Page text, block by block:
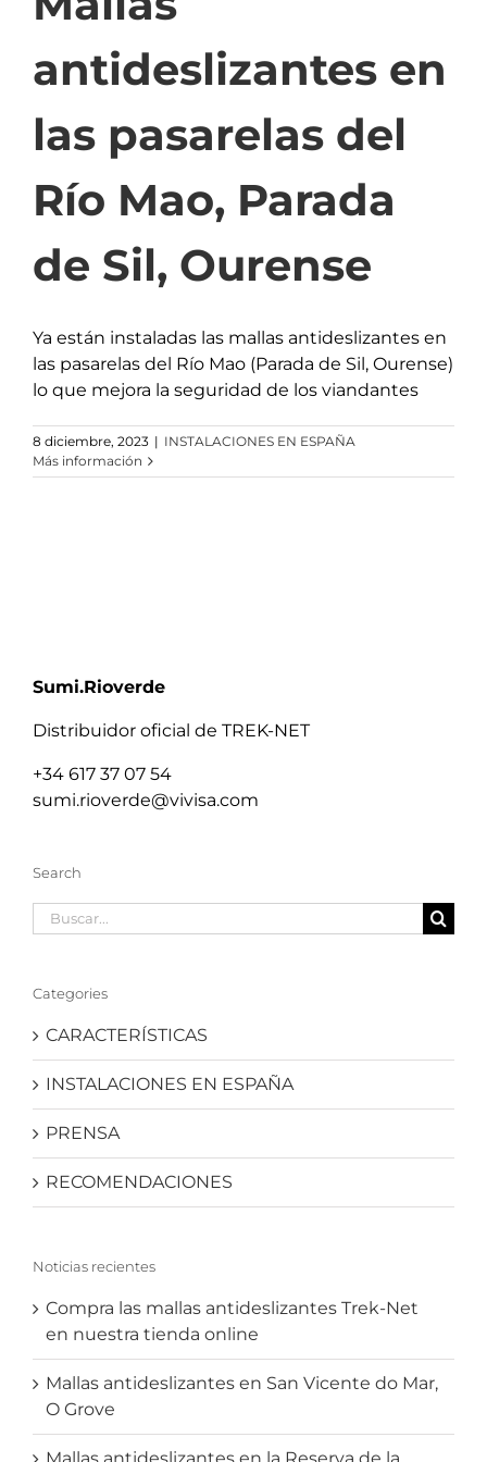
antideslizantes en
las pasarelas del
Río Mao, Parada
de Sil, Ourense
Ya están instaladas las mallas antideslizantes en
las pasarelas del Río Mao (Parada de Sil, Ourense)
lo que mejora la seguridad de los viandantes
8 diciembre, 2023 | INSTALACIONES EN ESPAÑA
Más información
Sumi.Rioverde
Distribuidor oficial de TREK-NET
+34 617 37 07 54
sumi.rioverde@vivisa.com
Search
Buscar:
Categories
CARACTERÍSTICAS
INSTALACIONES EN ESPAÑA
PRENSA
RECOMENDACIONES
Noticias recientes
Compra las mallas antideslizantes Trek-Net
en nuestra tienda online
Mallas antideslizantes en San Vicente do Mar,
O Grove